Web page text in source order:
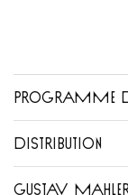
PROGRAMME
DISTRIBUTION
GUSTAV